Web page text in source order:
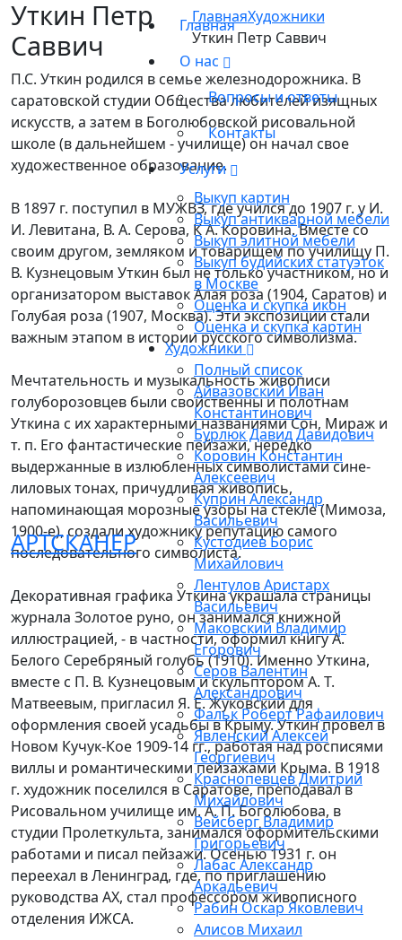
АРТСКАНЕР
Главная
О нас
Вопросы и ответы
Контакты
Услуги
Выкуп картин
Выкуп антикварной мебели
Выкуп элитной мебели
Выкуп будийских статуэток
в Москве
Оценка и скупка икон
Оценка и скупка картин
Художники
Полный список
Айвазовский Иван
Константинович
Бурлюк Давид Давидович
Коровин Константин
Алексеевич
Куприн Александр
Васильевич
Кустодиев Борис
Михайлович
Лентулов Аристарх
Васильевич
Маковский Владимир
Егорович
Серов Валентин
Александрович
Фальк Роберт Рафаилович
Явленский Алексей
Георгиевич
Краснопевцев Дмитрий
Михайлович
Вейсберг Владимир
Григорьевич
Лабас Александр
Аркадьевич
Рабин Оскар Яковлевич
Алисов Михаил
Уткин Петр
Саввич
ГлавнаяХудожники
Уткин Петр Саввич
П.С. Уткин родился в семье железнодорожника. В
саратовской студии Общества любителей изящных
искусств, а затем в Боголюбовской рисовальной
школе (в дальнейшем - училище) он начал свое
художественное образование.
В 1897 г. поступил в МУЖВЗ, где учился до 1907 г. у И.
И. Левитана, В. А. Серова, К А. Коровина. Вместе со
своим другом, земляком и товарищем по училищу П.
В. Кузнецовым Уткин был не только участником, но и
организатором выставок Алая роза (1904, Саратов) и
Голубая роза (1907, Москва). Эти экспозиции стали
важным этапом в истории русского символизма.
Мечтательность и музыкальность живописи
голуборозовцев были свойственны и полотнам
Уткина с их характерными названиями Сон, Мираж и
т. п. Его фантастические пейзажи, нередко
выдержанные в излюбленных символистами сине-
лиловых тонах, причудливая живопись,
напоминающая морозные узоры на стекле (Мимоза,
1900-е), создали художнику репутацию самого
последовательного символиста.
Декоративная графика Уткина украшала страницы
журнала Золотое руно, он занимался книжной
иллюстрацией, - в частности, оформил книгу А.
Белого Серебряный голубь (1910). Именно Уткина,
вместе с П. В. Кузнецовым и скульптором А. Т.
Матвеевым, пригласил Я. Е. Жуковский для
оформления своей усадьбы в Крыму. Уткин провел в
Новом Кучук-Кое 1909-14 гг., работая над росписями
виллы и романтическими пейзажами Крыма. В 1918
г. художник поселился в Саратове, преподавал в
Рисовальном училище им. А. П. Боголюбова, в
студии Пролеткульта, занимался оформительскими
работами и писал пейзажи. Осенью 1931 г. он
переехал в Ленинград, где, по приглашению
руководства АХ, стал профессором живописного
отделения ИЖСА.